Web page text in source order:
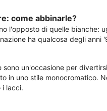
come abbinarle?
l'opposto di quelle bianche:
ha qualcosa degli
sono un'occasione per
in uno stile monocromatico.
i lacci.